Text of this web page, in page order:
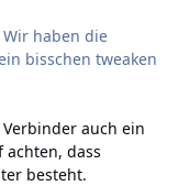
Wir haben die
bisschen tweaken
auch ein
achten, dass
besteht.